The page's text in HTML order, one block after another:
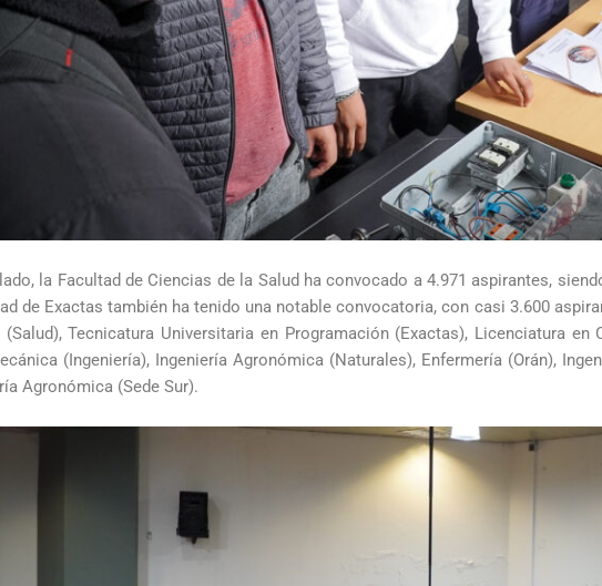
la Facultad de Ciencias de la Salud ha convocado a 4.971 aspirantes,
de Exactas también ha tenido una notable convocatoria, con casi 3.600
(Salud), Tecnicatura Universitaria en Programación (Exactas), Licenciatura
(Ingeniería), Ingeniería Agronómica (Naturales), Enfermería (Orán),
Agronómica (Sede Sur).